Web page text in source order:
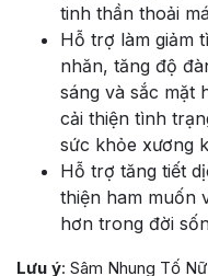
tinh thần thoải
Hỗ trợ làm giảm
nhăn, tăng độ
sáng và sắc mặt
cải thiện tình
sức khỏe xương
Hỗ trợ tăng tiết
thiện ham muốn
hơn trong đời
Lưu ý: Sâm Nhung Tố